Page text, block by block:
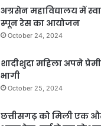
अग्रसेन महाविद्यालय में
स्पून रेस का आयोजन
October 24, 2024
शादीशुदा महिला अपने
भागी
October 25, 2024
छत्तीसगढ़ को मिली एक